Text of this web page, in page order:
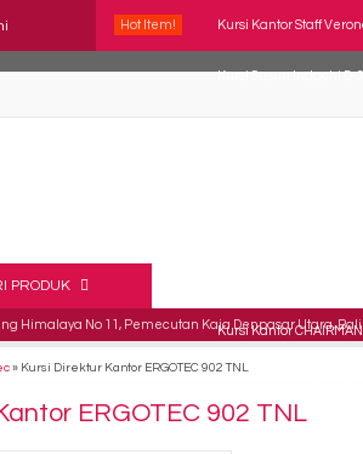
Hot Item! Kursi Kantor Staff
Kursi Susun Indachi D-
Kursi Kantor
PRODUK
Himalaya No 11, Pemecutan Kaja Denpasar Utara, Bali
» Kursi Direktur Kantor ERGOTEC 902 TNL
ERGOTEC 902 TNL